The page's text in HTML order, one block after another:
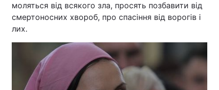
моляться від всякого зла, просять позбавити від
смертоносних хвороб, про спасіння від ворогів і
лих.